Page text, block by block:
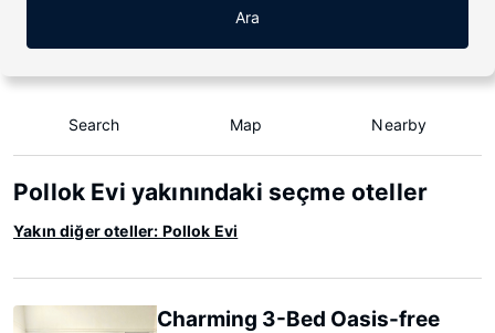
Ara
Search Map Nearby
Pollok Evi yakınındaki seçme oteller
Yakın diğer oteller: Pollok Evi
Charming 3-Bed Oasis-free